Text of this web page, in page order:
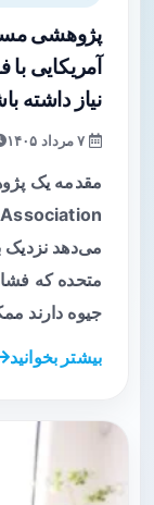
پژوهشی
آمریکایی
نیاز داشته
جیوه دارند
بیشتر بخوانید